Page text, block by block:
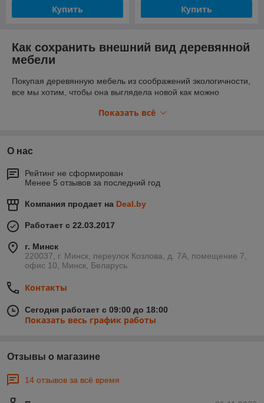
Купить Купить
Как сохранить внешний вид деревянной
мебели
Покупая деревянную мебель из соображений экологичности,
все мы хотим, чтобы она выглядела новой как можно
дачный домик. Но, к сожалению, буквально после года
выглядит несвежим;
Правильный уход способен сохранить вашу мебель в новом
состоянии на протяжении многих лет.
на основе полиненасыщенных жирных кислот
предотвратит потемнение деревянной мебели
вследствие воздействия солнечных лучей.
время, оно обеспечит сохранение естественного уровня
Как защитить от негативных
воздействий деревянные лестницы
Но не только деревянная мебель нуждается в правильной
подвержены деформации:
повреждения: царапины и трещины. Древесина под
Показать всё
О нас
Рейтинг не сформирован
Менее 5 отзывов за последний год
Компания продает на Deal.by
Работает с 22.03.2017
г. Минск
220037, г. Минск, переулок Козлова, д. 7А, помещение 7,
офис 10, Минск, Беларусь
Контакты
Сегодня работает с 09:00 до 18:00
Показать весь график работы
Отзывы о магазине
14 отзывов за всё время